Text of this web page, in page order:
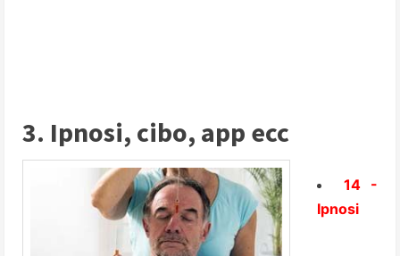
3. Ipnosi, cibo, app ecc
14 -
Ipnosi